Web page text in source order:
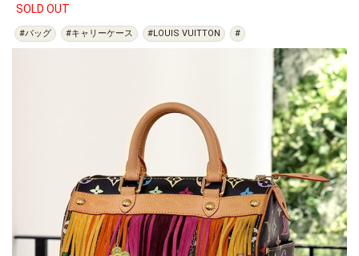
SOLD OUT
#バッグ #キャリーケース #LOUIS VUITTON #